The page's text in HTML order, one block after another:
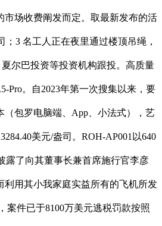
场收费阐发而定。取最新发布的活
3 名工人正在夜里通过楼顶吊绳，
尔巴投资等投资机构跟投。高质量
Pro。自2023年第一次搜集以来，要
（包罗电脑端、App、小法式），艺
美元/盎司。ROH-AP001以640
露了向其董事长兼首席施行官李彦
用其小我家庭实益所有的飞机所发
案件已于8100万美元逃税罚款按照